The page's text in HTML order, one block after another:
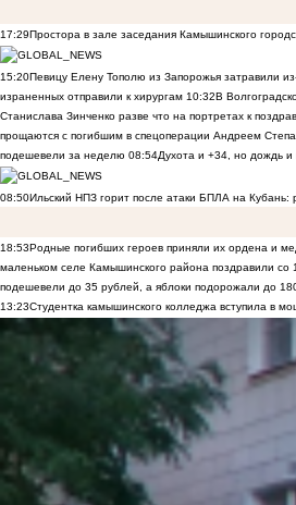
17:29Простора в зале заседания Камышинского
15:20Певицу Елену Тополю из Запорожья затравили
израненных отправили к хирургам 10:32В
Станислава Зинченко разве что на портретах к
прощаются с погибшим в спецоперации Андреем
подешевели за неделю 08:54Духота и +34, но дождь и
08:50Ильский НПЗ горит после атаки БПЛА на Кубань:
18:53Родные погибших героев приняли их ордена и
маленьком селе Камышинского района поздравили со
подешевели до 35 рублей, а яблоки подорожали до
13:23Студентка камышинского колледжа вступила в